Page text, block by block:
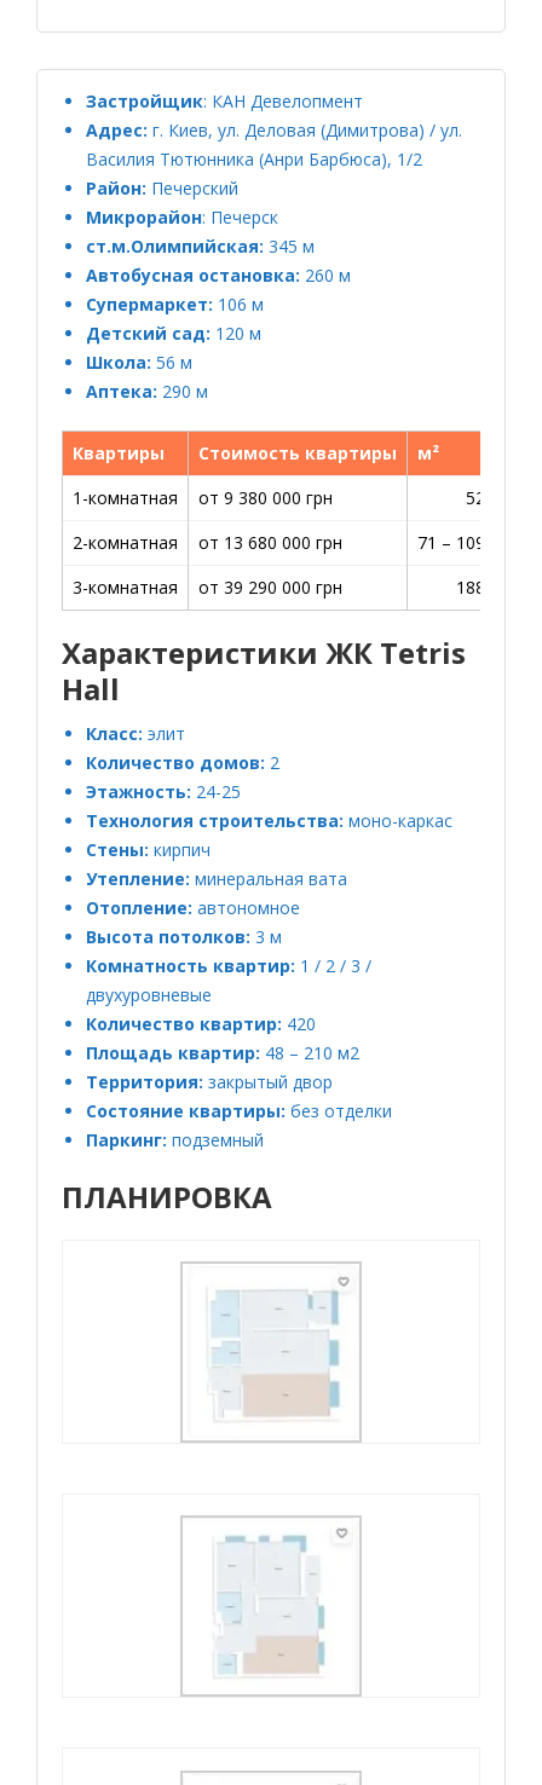
Застройщик: КАН Девелопмент
Адрес: г. Киев, ул. Деловая (Димитрова) / ул.
Василия Тютюнника (Анри Барбюса), 1/2
Район: Печерский
Микрорайон: Печерск
ст.м.Олимпийская: 345 м
Автобусная остановка: 260 м
Супермаркет: 106 м
Детский сад: 120 м
Школа: 56 м
Аптека: 290 м
Квартиры Стоимость квартиры м²
1-комнатная
от 9 380 000 грн 52 м2
2-комнатная
от 13 680 000 грн 71 – 109 м2
3-комнатная
от 39 290 000 грн 188 м2
Характеристики ЖК Tetris
Hall
Класс: элит
Количество домов: 2
Этажность: 24-25
Технология строительства: моно-каркас
Стены: кирпич
Утепление: минеральная вата
Отопление: автономное
Высота потолков: 3 м
Комнатность квартир: 1 / 2 / 3 /
двухуровневые
Количество квартир: 420
Площадь квартир: 48 – 210 м2
Территория: закрытый двор
Состояние квартиры: без отделки
Паркинг: подземный
ПЛАНИРОВКА